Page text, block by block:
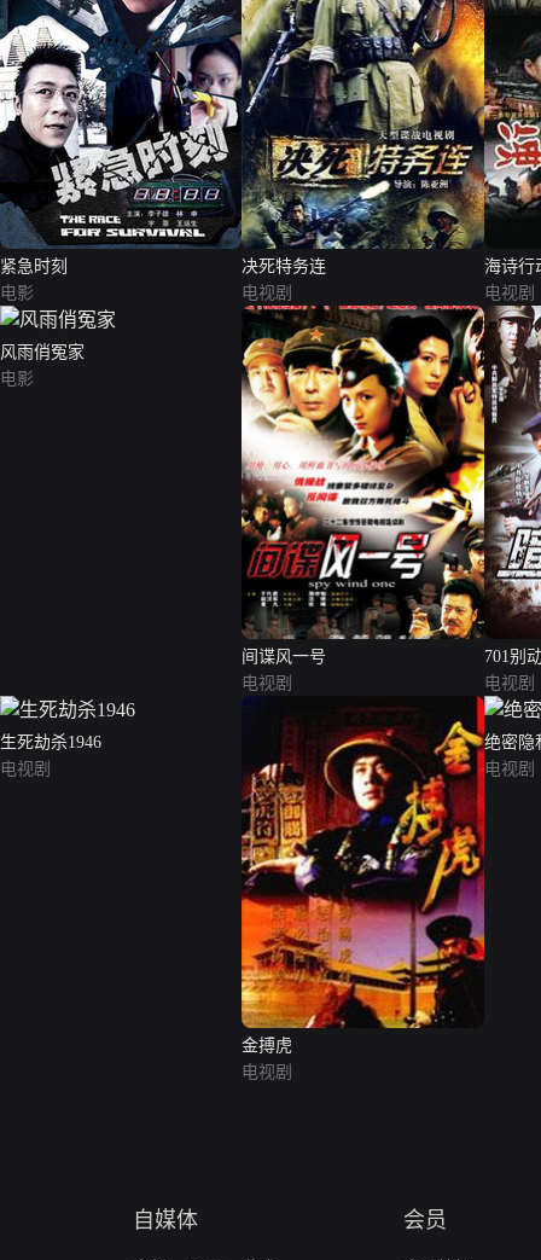
紧急时刻
电影
决死特务连
电视剧
海诗行
电视剧
风雨俏冤家
电影
间谍风一号
电视剧
701别
电视剧
生死劫杀1946
电视剧
金搏虎
电视剧
绝密隐
电视剧
自媒体 会员